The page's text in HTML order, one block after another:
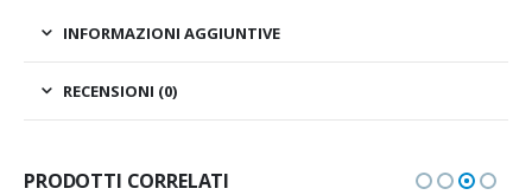
INFORMAZIONI AGGIUNTIVE
RECENSIONI (0)
PRODOTTI CORRELATI